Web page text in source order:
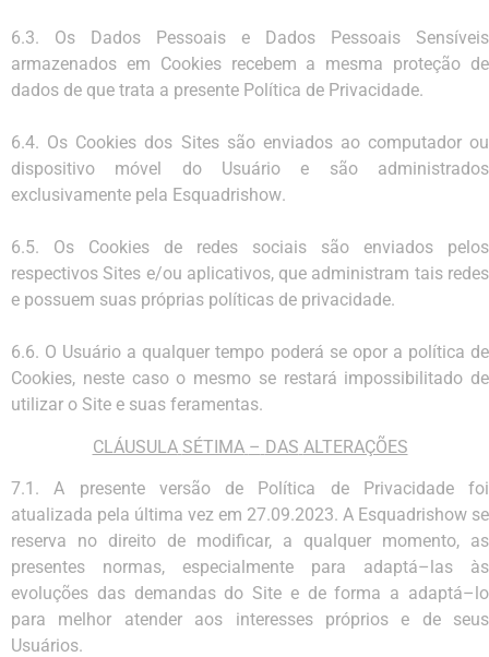
6.3. Os Dados Pessoais e Dados Pessoais
Sensíveis
armazenados em Cookies recebem a mesma proteção de
dados de que trata a presente Política de Privacidade.
6.4. Os Cookies dos Sites são enviados ao computador ou
dispositivo
móvel do Usuário e são administrados
exclusivamente pela Esquadrishow.
6.5.
Os Cookies de redes sociais são enviados pelos
respectivos Sites e/ou aplicativos, que administram tais redes
e possuem suas próprias políticas de privacidade.
6.6. O Usuário a qualquer tempo poderá se opor a política de
Cookies, neste caso o mesmo se restará impossibilitado de
utilizar o Site e suas feramentas.
CLÁUSULA SÉTIMA – DAS ALTERAÇÕES
7.1. A presente versão de Política de Privacidade
foi
atualizada pela última vez em 27.09.2023. A Esquadrishow se
reserva
no direito de modificar, a qualquer momento, as
presentes
normas, especialmente para adaptá–las às
evoluções das demandas do Site e de forma a adaptá–lo
para melhor atender aos interesses próprios e de
seus
Usuários.